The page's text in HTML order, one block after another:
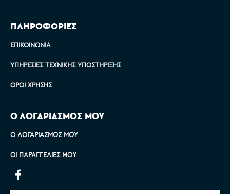
ΠΛΗΡΟΦΟΡΙΕΣ
ΕΠΙΚΟΙΝΩΝΊΑ
ΥΠΗΡΕΣΊΕΣ ΤΕΧΝΙΚΉΣ ΥΠΟΣΤΉΡΙΞΗΣ
ΌΡΟΙ ΧΡΉΣΗΣ
Ο ΛΟΓΑΡΙΑΣΜΟΣ ΜΟΥ
Ο ΛΟΓΑΡΙΑΣΜΌΣ ΜΟΥ
ΟΙ ΠΑΡΑΓΓΕΛΊΕΣ ΜΟΥ